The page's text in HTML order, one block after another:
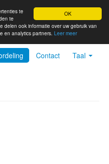
OK
te
te
delen ook informatie over uw gebruik van
en analytics partners. Leer meer
Contact Taal